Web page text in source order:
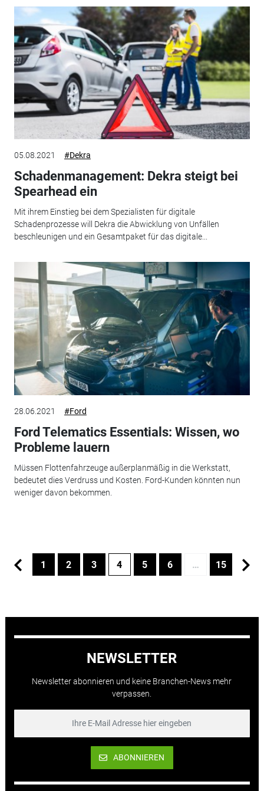
05.08.2021 #Dekra
Schadenmanagement: Dekra steigt bei
Spearhead ein
Mit ihrem Einstieg bei dem Spezialisten für digitale
Schadenprozesse will Dekra die Abwicklung von Unfällen
beschleunigen und ein Gesamtpaket für das digitale...
28.06.2021 #Ford
Ford Telematics Essentials: Wissen, wo
Probleme lauern
Müssen Flottenfahrzeuge außerplanmäßig in die Werkstatt,
bedeutet dies Verdruss und Kosten. Ford-Kunden könnten nun
weniger davon bekommen.
1 2 3 4 5 6 … 15
NEWSLETTER
Newsletter abonnieren und keine Branchen-News mehr
verpassen.
ABONNIEREN